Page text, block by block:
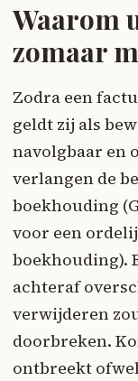
Waarom
zomaar
Zodra een
geldt zij als
navolgbaar en
verlangen de
boekhouding
voor een
boekhouding).
achteraf
verwijderen
doorbreken.
ontbreekt